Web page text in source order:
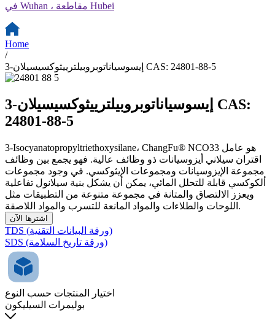
في Wuhan ، مقاطعة Hubei
Home
/
3-إيسوسياناتوبروبيلترييثوكسيسيلان CAS: 24801-88-5
3-إيسوسياناتوبروبيلترييثوكسيسيلان CAS:
24801-88-5
3-Isocyanatopropyltriethoxysilane، ChangFu® NCO33 هو عامل
اقتران سيلاني أيزوسيانات ذو وظائف عالية. فهو يجمع بين وظائف
مجموعة الإيزوسيانات ومجموعات الإيثوكسي. في وجود مجموعات
ألكوكسي قابلة للتحلل المائي، يمكن أن يشكل بنية سيلانول تفاعلية
ويعزز الالتصاق والمتانة في مجموعة متنوعة من التطبيقات مثل
اللوحات والطلاءات والمواد المانعة للتسرب والمواد اللاصقة.
اشترها الآن
TDS (ورقة البيانات التقنية)
SDS (ورقة تاريخ السلامة)
اختيار المنتجات حسب النوع
بوليمرات السيليكون